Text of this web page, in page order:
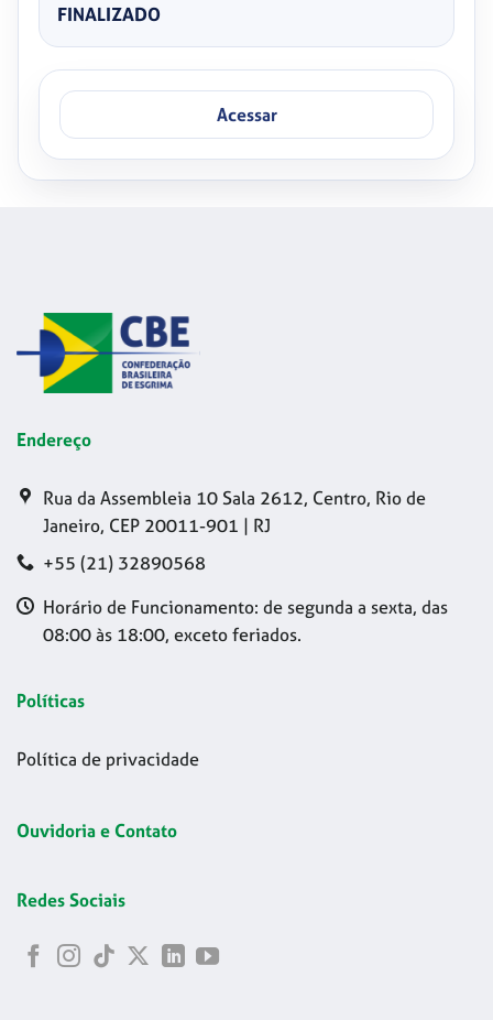
FINALIZADO
Acessar
Endereço
Rua da Assembleia 10 Sala 2612, Centro, Rio de
Janeiro, CEP 20011-901 | RJ
+55 (21) 32890568
Horário de Funcionamento: de segunda a sexta, das
08:00 às 18:00, exceto feriados.
Políticas
Política de privacidade
Ouvidoria e Contato
Redes Sociais